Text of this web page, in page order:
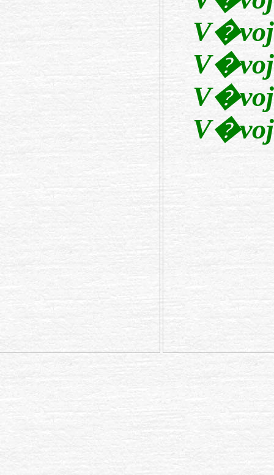
V�voj
V�voj
V�voj
V�voj